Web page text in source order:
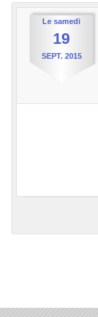
Le samedi
19
SEPT. 2015